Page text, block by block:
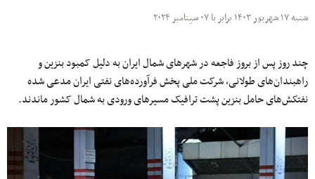
شنبه ۱۷ شهریور ۱۴۰۳ برابر با ۰۷ سپتامبر ۲۰۲۴
چند روز پس از بروز فاجعه در شهرهای شمال ایران به دلیل کمبود بنزین و
راهبندان‌های طولانی، شرکت ملی پخش فرآورده‌های نفتی ایران مدعی شده
نفتکش‌های حامل بنزین پشت ترافیک مسیرهای ورودی به شمال کشور ماندند.